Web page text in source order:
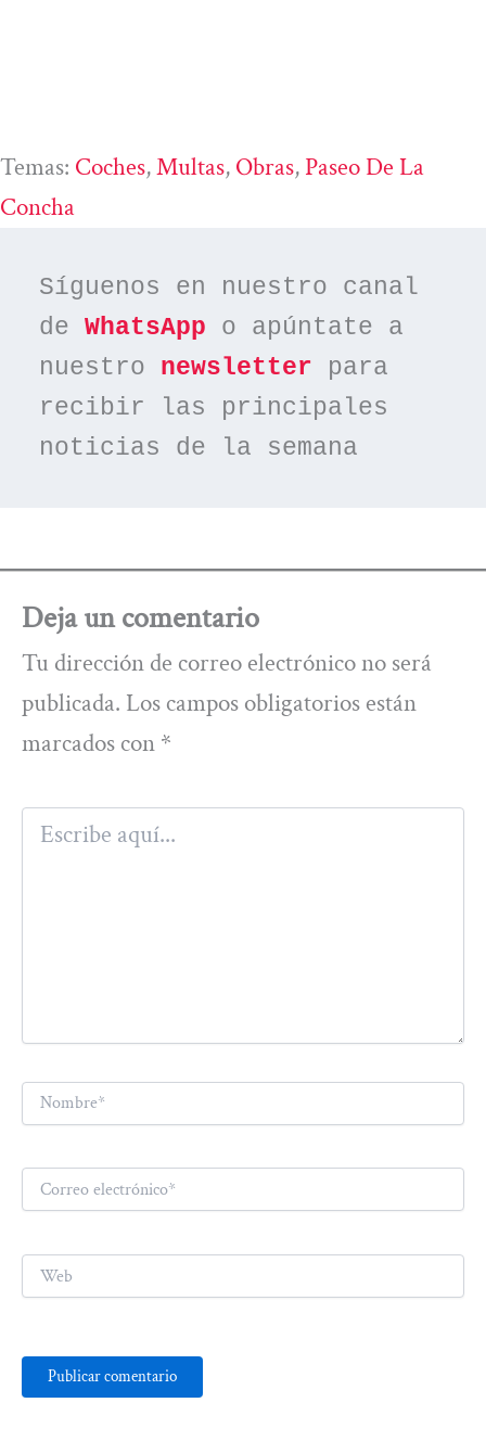
Temas: Coches, Multas, Obras, Paseo De La
Concha
Síguenos en nuestro canal
de WhatsApp o apúntate a
nuestro newsletter para
recibir las principales
noticias de la semana
Deja un comentario
Tu dirección de correo electrónico no será
publicada. Los campos obligatorios están
marcados con *
aquí...
Nombre*
electrónico*
Web